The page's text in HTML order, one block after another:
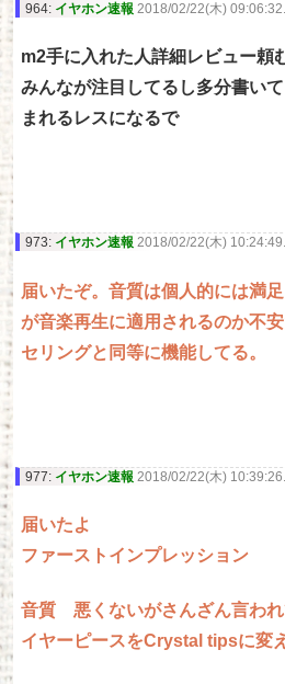
964: イヤホン速報 2018/02/22(木)
m2手に入れた人詳細レビュー頼
みんなが注目してるし多分書い
まれるレスになるで
973: イヤホン速報 2018/02/22(木)
届いたぞ。音質は個人的には満
が音楽再生に適用されるのか不
セリングと同等に機能してる。
977: イヤホン速報 2018/02/22(木)
届いたよ
ファーストインプレッション
音質 悪くないがさんざん言われ
イヤーピースをCrystal tipsに変